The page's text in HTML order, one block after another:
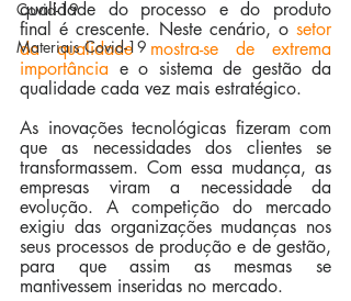
Covid-19
Materiais Covid-19
qualidade do processo e do produto
final é crescente. Neste cenário, o setor
da qualidade mostra-se de extrema
importância e o sistema de gestão da
qualidade cada vez mais estratégico.
As inovações tecnológicas fizeram com
que as necessidades dos clientes se
transformassem. Com essa mudança, as
empresas viram a necessidade da
evolução. A competição do mercado
exigiu das organizações mudanças nos
seus processos de produção e de gestão,
para que assim as mesmas se
mantivessem inseridas no mercado.